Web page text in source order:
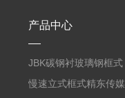
产品中心
JBK碳钢衬玻璃钢框式
精东传媒入口
慢速立式框式精东传媒